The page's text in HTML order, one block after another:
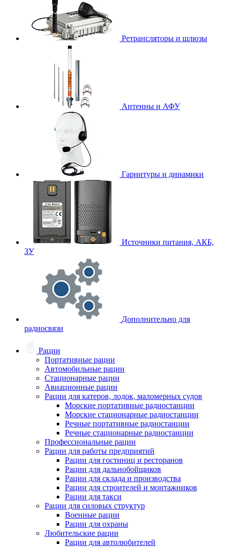
Ретрансляторы и шлюзы
Антенны и АФУ
Гарнитуры и динамики
Источники питания, АКБ,
ЗУ
Дополнительно для
радиосвязи
Рации
Портативные рации
Автомобильные рации
Стационарные рации
Авиационные рации
Рации для катеров, лодок, маломерных судов
Морские портативные радиостанции
Морские стационарные радиостанции
Речные портативные радиостанции
Речные стационарные радиостанции
Профессиональные рации
Рации для работы предприятий
Рации для гостиниц и ресторанов
Рации для дальнобойщиков
Рации для склада и производства
Рации для строителей и монтажников
Рации для такси
Рации для силовых структур
Военные рации
Рации для охраны
Любительские рации
Рации для автолюбителей